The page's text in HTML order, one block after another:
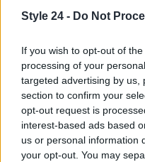
Style 24 - Do Not
If you wish to opt-out of
processing of your
targeted advertising by us,
section to confirm your
opt-out request is
interest-based ads based
us or personal information
your opt-out. You may
perderti i suoi
AUTORE
Staff